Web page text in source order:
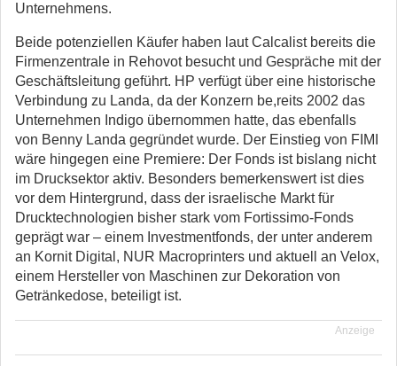
Unternehmens.
Beide potenziellen Käufer haben laut Calcalist bereits die
Firmenzentrale in Rehovot besucht und Gespräche mit der
Geschäftsleitung geführt. HP verfügt über eine historische
Verbindung zu Landa, da der Konzern be,reits 2002 das
Unternehmen Indigo übernommen hatte, das ebenfalls
von Benny Landa gegründet wurde. Der Einstieg von FIMI
wäre hingegen eine Premiere: Der Fonds ist bislang nicht
im Drucksektor aktiv. Besonders bemerkenswert ist dies
vor dem Hintergrund, dass der israelische Markt für
Drucktechnologien bisher stark vom Fortissimo-Fonds
geprägt war – einem Investmentfonds, der unter anderem
an Kornit Digital, NUR Macroprinters und aktuell an Velox,
einem Hersteller von Maschinen zur Dekoration von
Getränkedose, beteiligt ist.
Anzeige